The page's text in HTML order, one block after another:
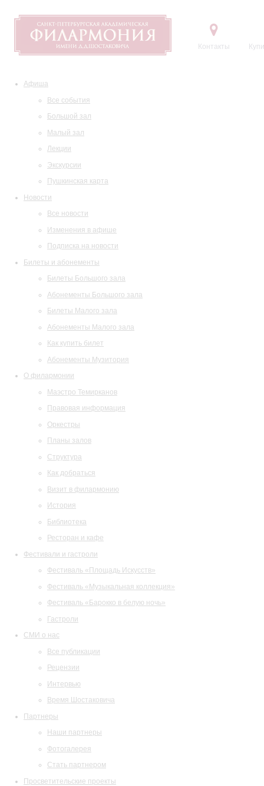
Контакты
Афиша
Все события
Большой зал
Малый зал
Лекции
Экскурсии
Пушкинская карта
Новости
Все новости
Изменения в афише
Подписка на новости
Билеты и абонементы
Билеты Большого зала
Абонементы Большого зала
Билеты Малого зала
Абонементы Малого зала
Как купить билет
Абонементы Музитория
О филармонии
Маэстро Темирканов
Правовая информация
Оркестры
Планы залов
Структура
Как добраться
Визит в филармонию
История
Библиотека
Ресторан и кафе
Фестивали и гастроли
Фестиваль «Площадь Искусств»
Фестиваль «Музыкальная коллекция»
Фестиваль «Барокко в белую ночь»
Гастроли
СМИ о нас
Все публикации
Рецензии
Интервью
Время Шостаковича
Партнеры
Наши партнеры
Фотогалерея
Стать партнером
Просветительские проекты